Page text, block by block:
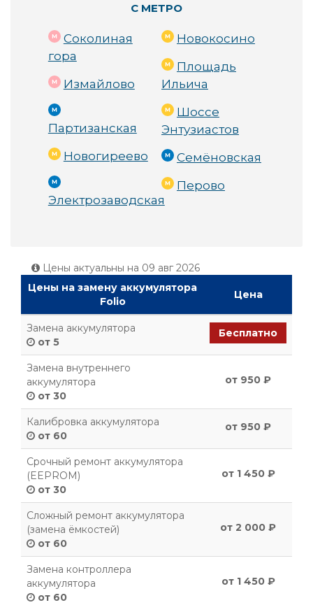
С МЕТРО
Соколиная
гора
Измайлово
Партизанская
Новогиреево
Электрозаводская
Новокосино
Площадь
Ильича
Шоссе
Энтузиастов
Семёновская
Перово
Цены актуальны на 09 авг 2026
Цены на замену аккумулятора
Folio
Цена
Замена аккумулятора
от 5
Бесплатно
Замена внутреннего
аккумулятора
от 30
от 950 ₽
Калибровка аккумулятора
от 60
от 950 ₽
Срочный ремонт аккумулятора
(EEPROM)
от 30
от 1 450 ₽
Сложный ремонт аккумулятора
(замена ёмкостей)
от 60
от 2 000 ₽
Замена контроллера
аккумулятора
от 60
от 1 450 ₽